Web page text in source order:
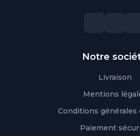
Notre
Livraison
Mentions
Conditions générales
Paiement